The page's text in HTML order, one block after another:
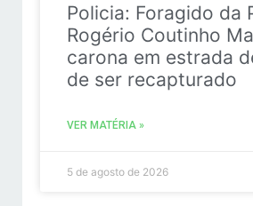
Policia: Foragido da
Rogério Coutinho
carona em estrada
de ser recapturado
VER MATÉRIA »
5 de agosto de 2026